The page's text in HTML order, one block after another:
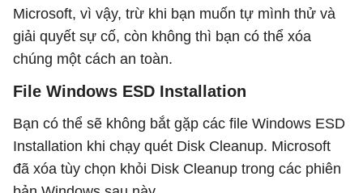
Microsoft, vì vậy, trừ khi bạn muốn tự mình thử và
giải quyết sự cố, còn không thì bạn có thể xóa
chúng một cách an toàn.
File Windows ESD Installation
Bạn có thể sẽ không bắt gặp các file Windows ESD
Installation khi chạy quét Disk Cleanup. Microsoft
đã xóa tùy chọn khỏi Disk Cleanup trong các phiên